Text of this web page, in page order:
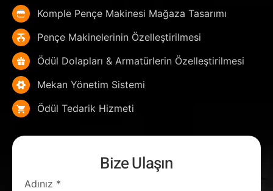
Komple Pençe Makinesi Mağaza Tasarımı
Pençe Makinelerinin Özelleştirilmesi
Ödül Dolapları & Armatürlerin Özelleştirilmesi
Mekan Yönetim Sistemi
Ödül Tedarik Hizmeti
Bize Ulaşın
Adınız *